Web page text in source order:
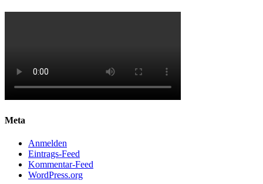
Meta
Anmelden
Eintrags-Feed
Kommentar-Feed
WordPress.org